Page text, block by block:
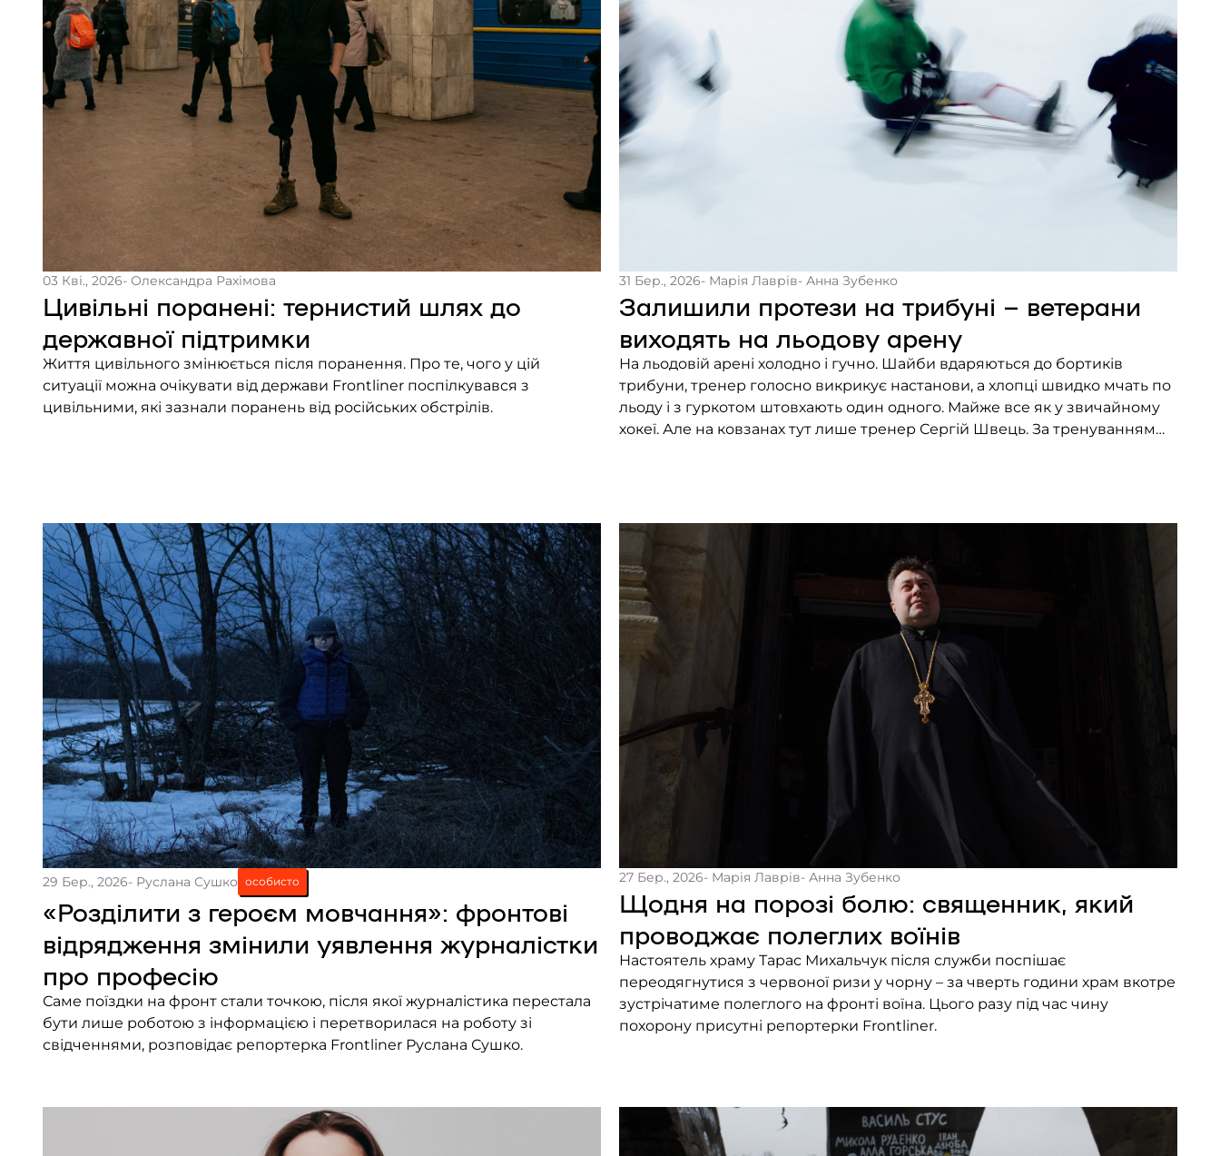
03 Кві., 2026- Олександра Рахімова
Цивільні поранені: тернистий шлях до
державної підтримки
Життя цивільного змінюється після поранення. Про те, чого у цій
ситуації можна очікувати від держави Frontliner поспілкувався з
цивільними, які зазнали поранень від російських обстрілів.
31 Бер., 2026- Марія Лаврів- Анна Зубенко
Залишили протези на трибуні – ветерани
виходять на льодову арену
На льодовій арені холодно і гучно. Шайби вдаряються до бортиків
трибуни, тренер голосно викрикує настанови, а хлопці швидко мчать по
льоду і з гуркотом штовхають один одного. Майже все як у звичайному
хокеї. Але на ковзанах тут лише тренер Сергій Швець. За тренуванням
29 Бер., 2026- Руслана Сушко особисто
«Розділити з героєм мовчання»: фронтові
відрядження змінили уявлення журналістки
про професію
Саме поїздки на фронт стали точкою, після якої журналістика перестала
бути лише роботою з інформацією і перетворилася на роботу зі
свідченнями, розповідає репортерка Frontliner Руслана Сушко.
27 Бер., 2026- Марія Лаврів- Анна Зубенко
Щодня на порозі болю: священник, який
проводжає полеглих воїнів
Настоятель храму Тарас Михальчук після служби поспішає
переодягнутися з червоної ризи у чорну – за чверть години храм вкотре
зустрічатиме полеглого на фронті воїна. Цього разу під час чину
похорону присутні репортерки Frontliner.